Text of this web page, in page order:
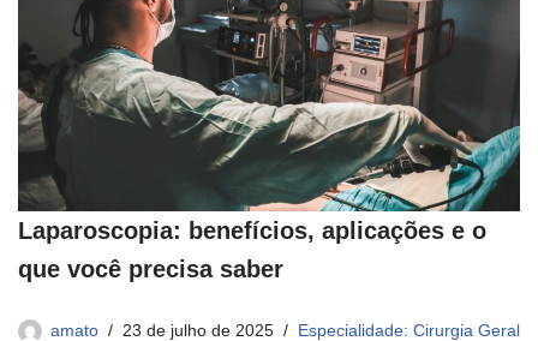
Laparoscopia: benefícios, aplicações e o
que você precisa saber
amato 23 de julho de 2025 Especialidade: Cirurgia Geral